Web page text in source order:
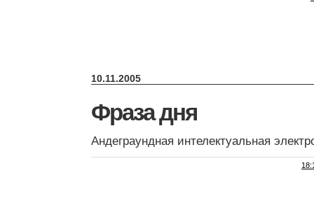
10.11.2005
Фраза дня
Андеграундная интелектуальная